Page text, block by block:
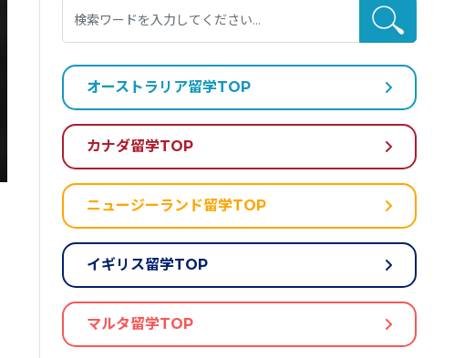
オーストラリア留学TOP
カナダ留学TOP
ニュージーランド留学TOP
イギリス留学TOP
マルタ留学TOP